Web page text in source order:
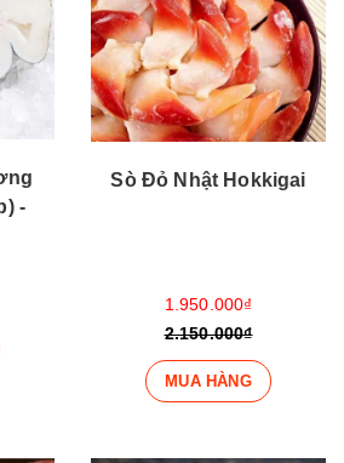
-
Sò Đỏ Nhật Hokkigai
1.950.000₫
2.150.000₫
MUA HÀNG